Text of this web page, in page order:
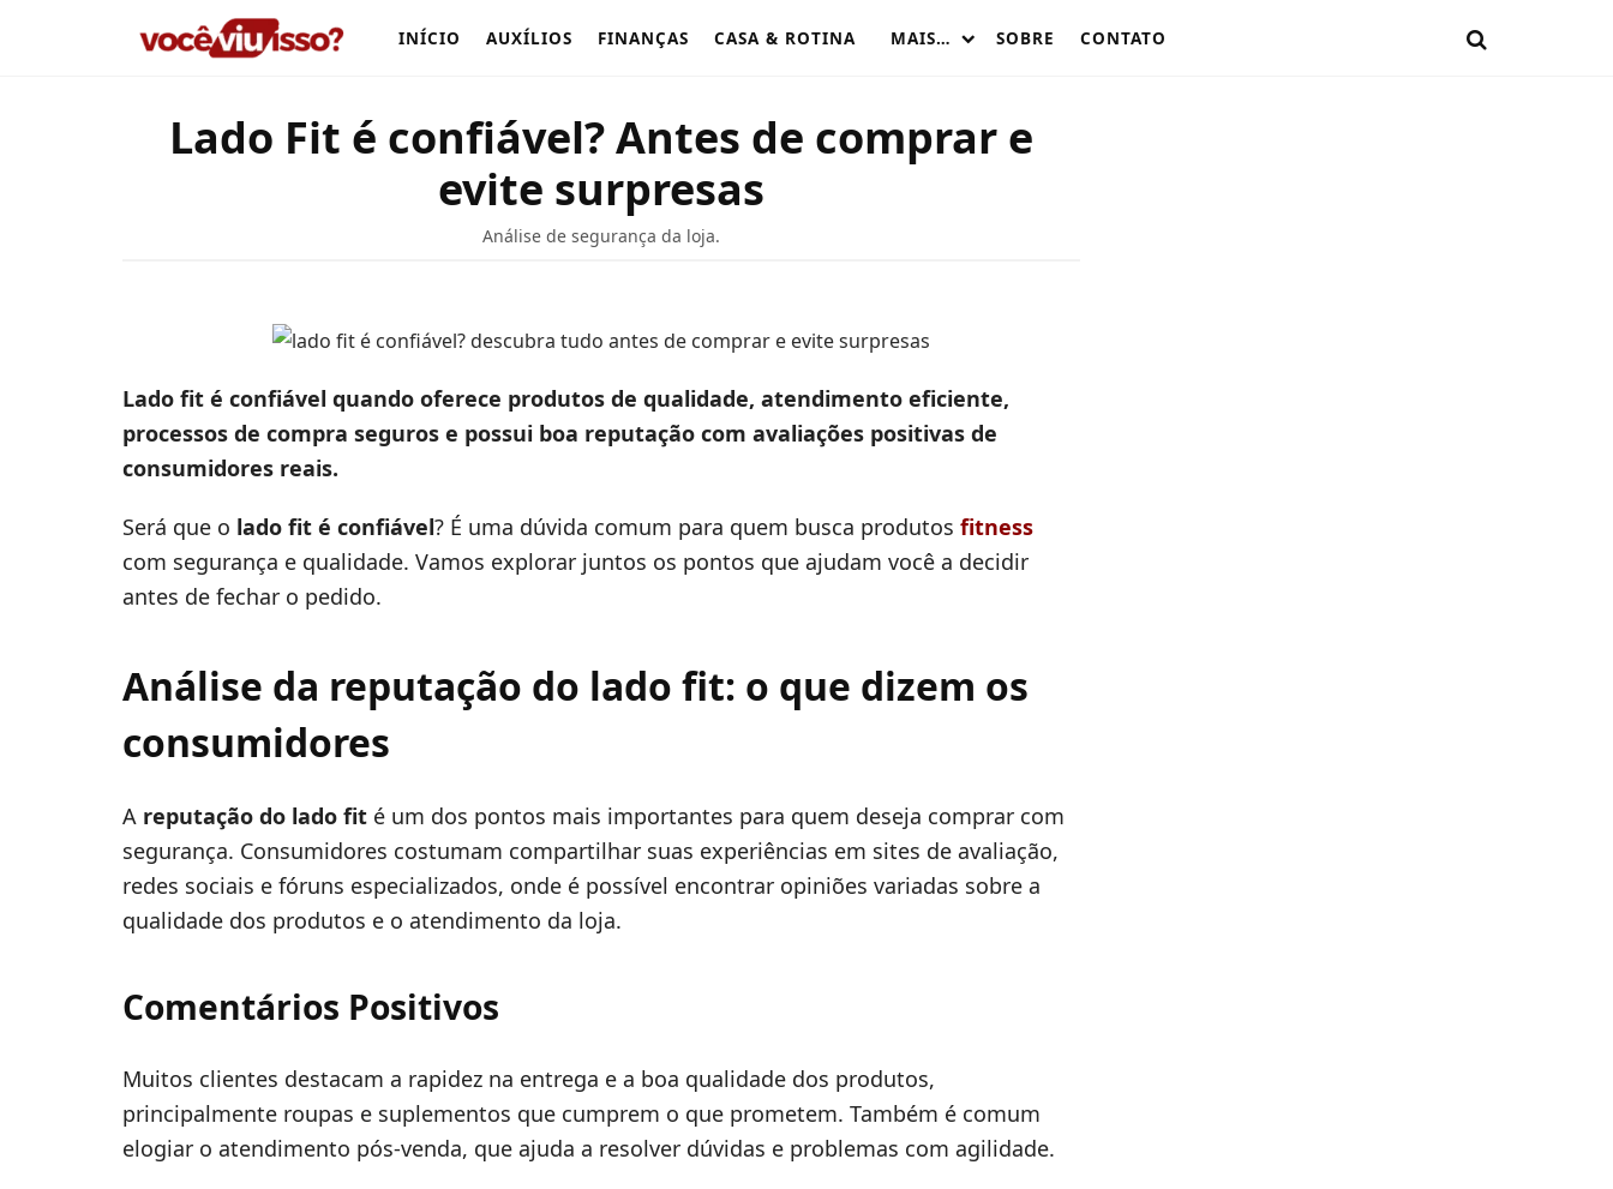
INÍCIO AUXÍLIOS FINANÇAS CASA & ROTINA MAIS… SOBRE CONTATO
Lado Fit é confiável? Antes de comprar e
evite surpresas
Análise de segurança da loja.
Lado fit é confiável quando oferece produtos de qualidade, atendimento eficiente,
processos de compra seguros e possui boa reputação com avaliações positivas de
consumidores reais.
Será que o lado fit é confiável? É uma dúvida comum para quem busca produtos fitness
com segurança e qualidade. Vamos explorar juntos os pontos que ajudam você a decidir
antes de fechar o pedido.
Análise da reputação do lado fit: o que dizem os
consumidores
A reputação do lado fit é um dos pontos mais importantes para quem deseja comprar com
segurança. Consumidores costumam compartilhar suas experiências em sites de avaliação,
redes sociais e fóruns especializados, onde é possível encontrar opiniões variadas sobre a
qualidade dos produtos e o atendimento da loja.
Comentários Positivos
Muitos clientes destacam a rapidez na entrega e a boa qualidade dos produtos,
principalmente roupas e suplementos que cumprem o que prometem. Também é comum
elogiar o atendimento pós-venda, que ajuda a resolver dúvidas e problemas com agilidade.